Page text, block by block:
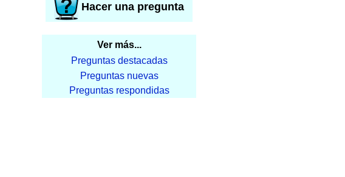
Hacer una pregunta
Ver más...
Preguntas destacadas
Preguntas nuevas
Preguntas respondidas